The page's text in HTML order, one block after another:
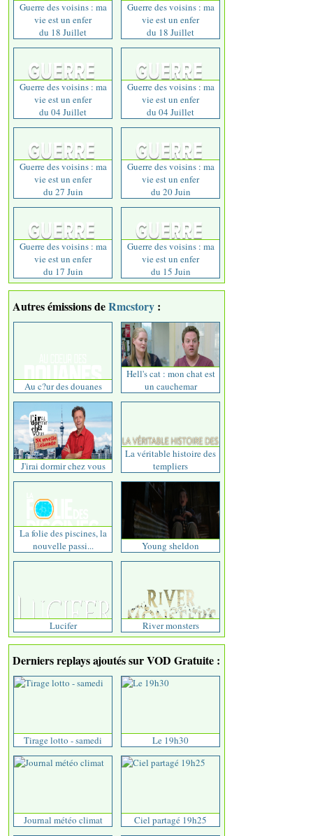
Guerre des voisins : ma
vie est un enfer
du 18 Juillet
Guerre des voisins : ma
vie est un enfer
du 18 Juillet
Guerre des voisins : ma
vie est un enfer
du 04 Juillet
Guerre des voisins : ma
vie est un enfer
du 04 Juillet
Guerre des voisins : ma
vie est un enfer
du 27 Juin
Guerre des voisins : ma
vie est un enfer
du 20 Juin
Guerre des voisins : ma
vie est un enfer
du 17 Juin
Guerre des voisins : ma
vie est un enfer
du 15 Juin
Autres émissions deRmcstory :
Au c?ur des douanes
Hell's cat : mon chat est
un cauchemar
J'irai dormir chez vous
La véritable histoire des
templiers
La folie des piscines, la
nouvelle passi...
Young sheldon
Lucifer River monsters
Derniers replays ajoutés sur VOD Gratuite :
Tirage lotto - samedi Le 19h30
Journal météo climat Ciel partagé 19h25